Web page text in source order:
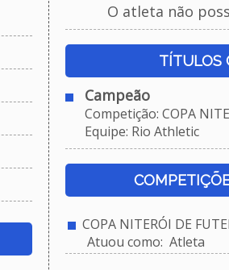
O atleta não
TÍTULOS
Campeão
Competição: COPA
Equipe: Rio Athletic
COPA NITERÓI DE
Atuou como: Atleta